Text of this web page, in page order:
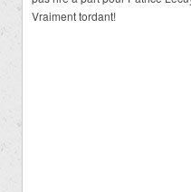
Vraiment tordant!